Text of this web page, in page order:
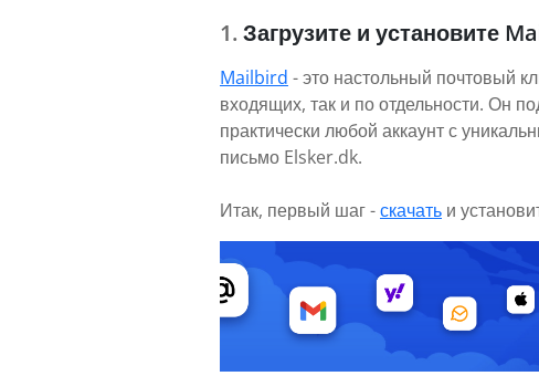
Загрузите и установите
Mailbird - это настольный почтовый
входящих, так и по отдельности. Он
практически любой аккаунт с
письмо Elsker.dk.
Итак, первый шаг -скачать и